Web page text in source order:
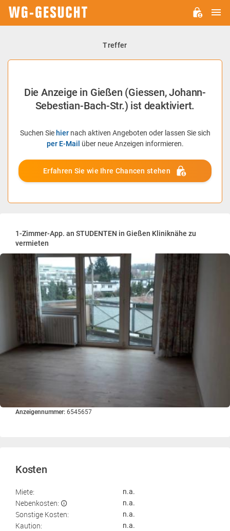
Treffer
Die Anzeige in Gießen (Giessen, Johann-
Sebestian-Bach-Str.) ist deaktiviert.
Suchen Sie hiernach aktiven Angeboten oder lassen Sie sich
per E-Mail über neue Anzeigen informieren.
Erfahren Sie wie Ihre Chancen stehen
1-Zimmer-App. an STUDENTEN in Gießen Kliniknähe zu
vermieten
Anzeigennummer: 6545657
Kosten
Miete: n.a.
Nebenkosten: n.a.
Sonstige Kosten: n.a.
Kaution: n.a.